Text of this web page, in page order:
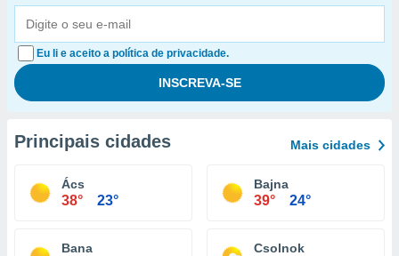
Eu li e aceito a política de privacidade.
Principais cidades Mais cidades
Ács
38° 23°
Bajna
39° 24°
Bana Csolnok